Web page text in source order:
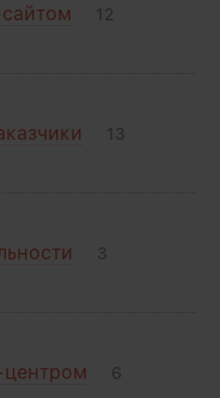
12
13
3
центром 6